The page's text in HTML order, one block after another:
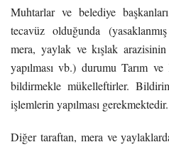
Muhtarlar ve belediye
tecavüz olduğunda
mera, yaylak ve kışlak
yapılması vb.) durumu Tarım ve
bildirmekle mükelleftirler.
işlemlerin yapılması gerekmektedir.
Diğer taraftan, mera ve